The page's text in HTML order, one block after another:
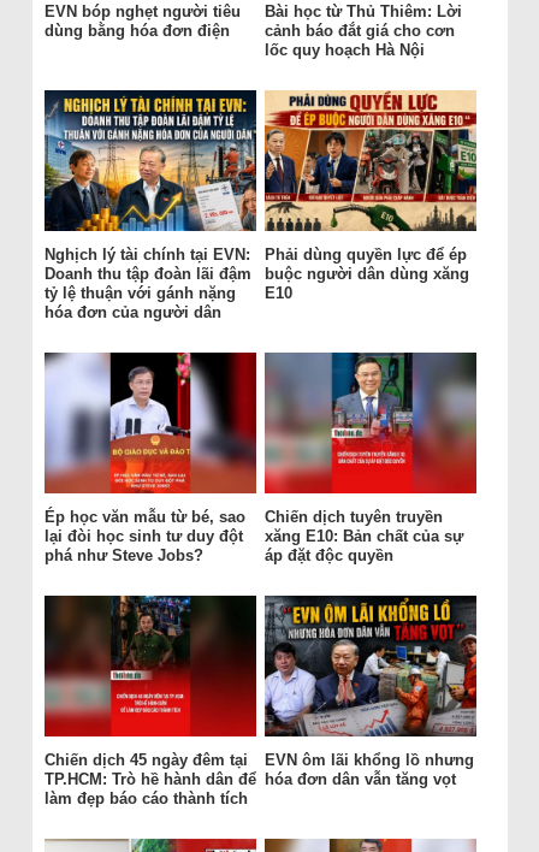
EVN bóp nghẹt người tiêu
dùng bằng hóa đơn điện
Bài học từ Thủ Thiêm: Lời
cảnh báo đắt giá cho cơn
lốc quy hoạch Hà Nội
Nghịch lý tài chính tại EVN:
Doanh thu tập đoàn lãi đậm
tỷ lệ thuận với gánh nặng
hóa đơn của người dân
Phải dùng quyền lực để ép
buộc người dân dùng xăng
E10
Ép học văn mẫu từ bé, sao
lại đòi học sinh tư duy đột
phá như Steve Jobs?
Chiến dịch tuyên truyền
xăng E10: Bản chất của sự
áp đặt độc quyền
Chiến dịch 45 ngày đêm tại
TP.HCM: Trò hề hành dân để
làm đẹp báo cáo thành tích
EVN ôm lãi khổng lồ nhưng
hóa đơn dân vẫn tăng vọt